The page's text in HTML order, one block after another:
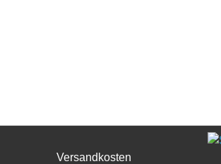
Versandkosten